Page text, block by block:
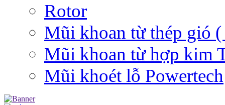
Rotor
Mũi khoan từ thép gió
Mũi khoan từ hợp kim
Mũi khoét lỗ Powertech